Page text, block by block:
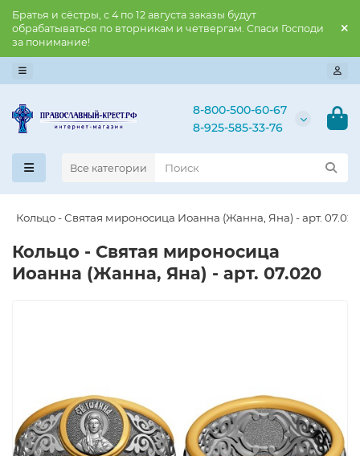
Братья и сёстры, с 4 по 12 августа заказы будут
обрабатываться по вторникам и четвергам. Спаси Господи
за понимание!
8-800-500-60-67
8-925-585-33-76
Все категории
Кольцо - Святая мироносица Иоанна (Жанна, Яна) - арт. 07.020
Кольцо - Святая мироносица
Иоанна (Жанна, Яна) - арт. 07.020